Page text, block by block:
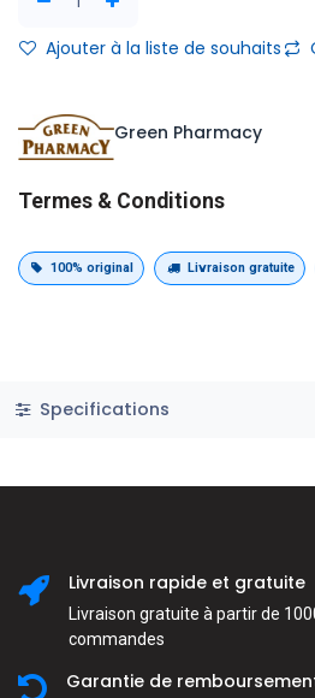
Ajouter à la liste de souhaits
Green Pharmacy
Termes & Conditions
100% original Livraison gratuite
Specifications
Livraison rapide et gratuite
Livraison gratuite à partir de
commandes
Garantie de